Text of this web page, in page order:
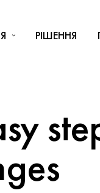
РІШЕННЯ